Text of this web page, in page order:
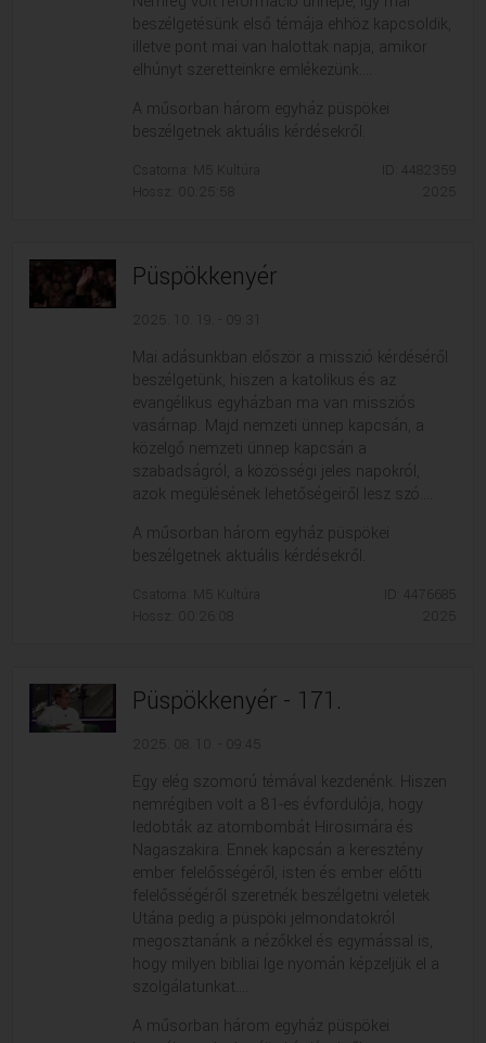
beszélgetésünk első témája ehhöz kapcsoldik,
illetve pont mai van halottak napja, amikor
elhúnyt szeretteinkre emlékezünk....
A műsorban három egyház püspökei
beszélgetnek aktuális kérdésekről.
Csatorna: M5 Kultúra
Hossz: 00:25:58
ID: 4482359
Püspökkenyér
Mai adásunkban először a misszió kérdéséről
beszélgetünk, hiszen a katolikus és az
evangélikus egyházban ma van missziós
vasárnap. Majd nemzeti ünnep kapcsán, a
közelgő nemzeti ünnep kapcsán a
szabadságról, a közösségi jeles napokról,
azok megülésének lehetőségeiről lesz szó....
A műsorban három egyház püspökei
beszélgetnek aktuális kérdésekről.
Csatorna: M5 Kultúra
Hossz: 00:26:08
ID: 4476685
Püspökkenyér - 171.
2025. 08. 10. - 09:45
Egy elég szomorú témával kezdenénk. Hiszen
nemrégiben volt a 81-es évfordulója, hogy
ledobták az atombombát Hirosimára és
Nagaszakira. Ennek kapcsán a keresztény
ember felelősségéről, isten és ember előtti
felelősségéről szeretnék beszélgetni veletek
Utána pedig a püspöki jelmondatokról
megosztanánk a nézőkkel és egymással is,
hogy milyen bibliai Ige nyomán képzeljük el a
szolgálatunkat....
A műsorban három egyház püspökei